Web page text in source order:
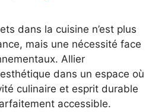
dans la cuisine n’est plus
mais une nécessité face
Allier
dans un espace où
culinaire et esprit durable
accessible.